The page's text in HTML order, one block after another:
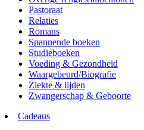
Pastoraat
Relaties
Romans
Spannende boeken
Studieboeken
Voeding & Gezondheid
Waargebeurd/Biografie
Ziekte & lijden
Zwangerschap & Geboorte
Cadeaus